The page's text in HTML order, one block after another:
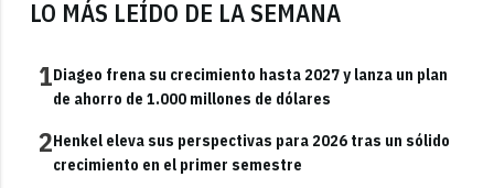
LO MÁS LEÍDO DE LA SEMANA
1Diageo frena su crecimiento hasta 2027 y lanza un plan
de ahorro de 1.000 millones de dólares
2Henkel eleva sus perspectivas para 2026 tras un sólido
crecimiento en el primer semestre